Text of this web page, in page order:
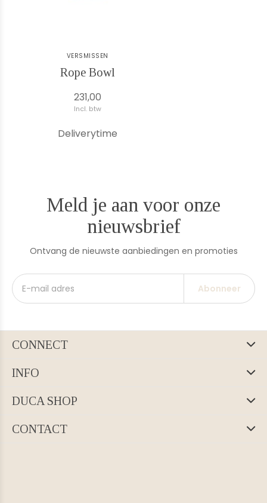
VERSMISSEN
Rope Bowl
231,00
Incl. btw
Deliverytime
Meld je aan voor onze
nieuwsbrief
Ontvang de nieuwste aanbiedingen en promoties
Abonneer
CONNECT
INFO
DUCA SHOP
CONTACT